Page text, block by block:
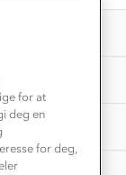
for at
deg en
for deg,